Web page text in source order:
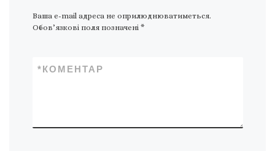
Ваша e-mail адреса не оприлюднюватиметься.
Обов’язкові поля позначені *
КОМЕНТАР
*